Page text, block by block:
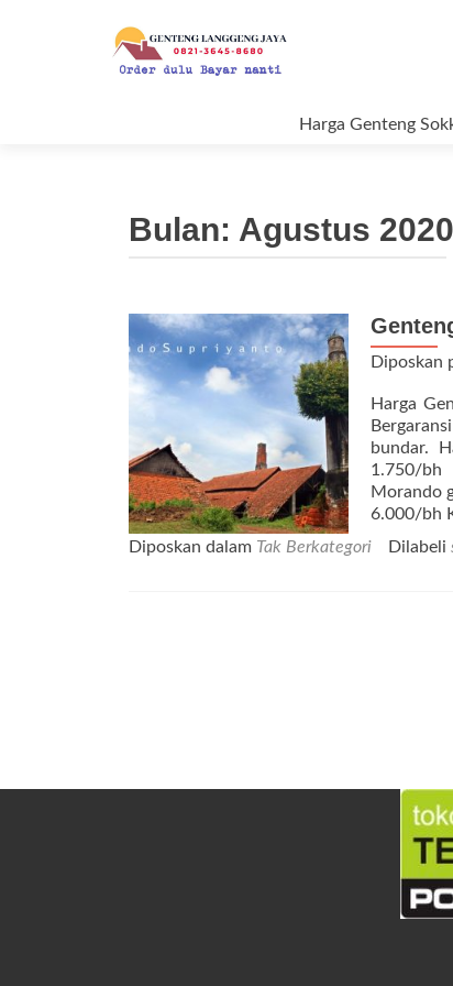
Harga Genteng
Bulan: Agustus 2020
Diposkan
Harga
bundar.
1.750/bh
Morando
6.000/bh
Diposkan dalam Tak Berkategori Dilabeli